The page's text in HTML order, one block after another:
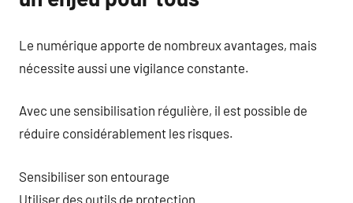
Le numérique apporte de nombreux avantages, mais
nécessite aussi une vigilance constante.
Avec une sensibilisation régulière, il est possible de
réduire considérablement les risques.
Sensibiliser son entourage
Utiliser des outils de protection